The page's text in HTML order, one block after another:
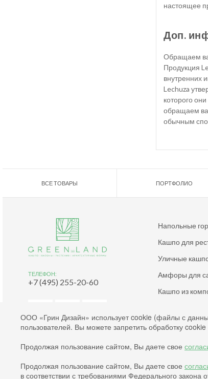
настоящее
Доп.
Обращаем
Продукция
внутренних
Lechuza
которого
обращаем
обычным
ВСЕ ТОВАРЫ ПОРТФОЛИО
ТЕЛЕФОН:
+7 (495) 255-20-60
Напольные
Кашпо для
Уличные
Амфоры для
Кашпо из
Согласие на обработку персональных данных
2003-2026 © Green Land. All rights reserved.
ООО «Грин Дизайн» использует cookie (файлы с
пользователей. Вы можете запретить обработку cookie
Продолжая пользование сайтом, Вы даете свое
Продолжая пользование сайтом, Вы даете свое
в соответствии с требованиями Федерального